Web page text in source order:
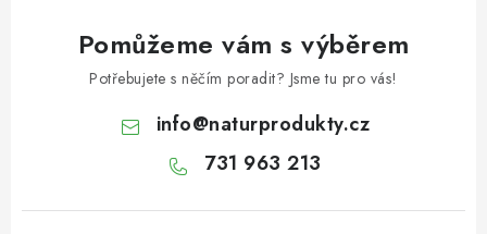
OŘECHY NATURAL / KEŠU OŘECHY / KEŠU OŘECHY
CELÉ NATURAL
OŘECHY NATURAL / PODZEMNICE (ARAŠÍDY) /
PODZEMNICE OLEJNÁ BLANŠÍROVANÁ
Pomůžeme vám s výběrem
Potřebujete s něčím poradit? Jsme tu pro vás!
info@naturprodukty.cz
731 963 213